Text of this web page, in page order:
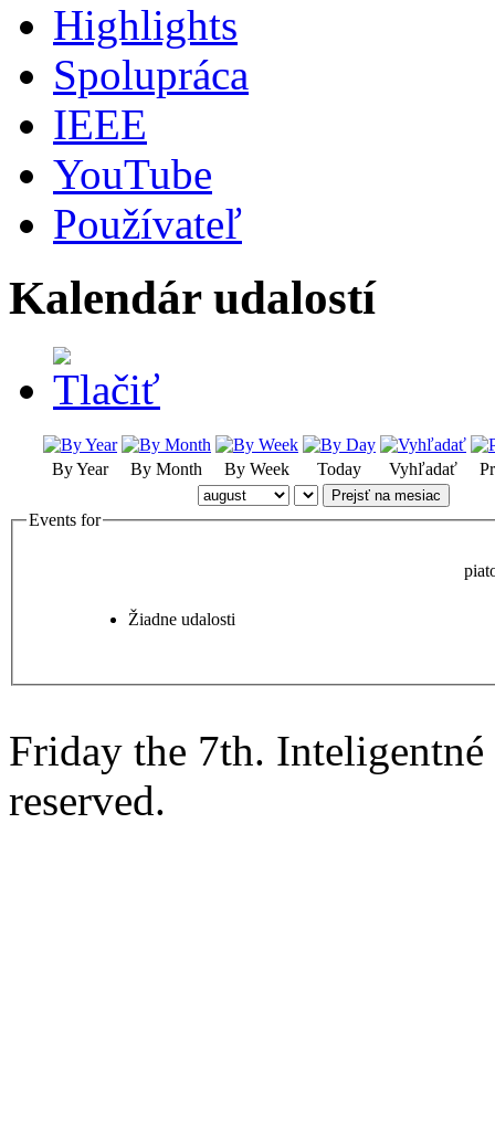
Highlights
Spolupráca
IEEE
YouTube
Používateľ
Kalendár udalostí
By Year By Month By Week Today Vyhľadať
Prejsť na mesiac
Events for
Žiadne udalosti
Friday the 7th.
reserved.